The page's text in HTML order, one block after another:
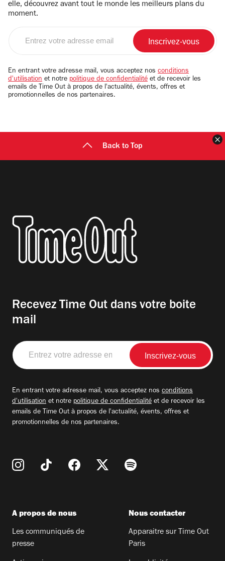
elle, découvrez avant tout le monde les meilleurs plans du
moment.
email
En entrant votre adresse mail, vous acceptez nos conditions
d'utilisation et notre politique de confidentialité et de recevoir les
emails de Time Out à propos de l'actualité, évents, offres et
promotionnelles de nos partenaires.
Back to Top
Recevez Time Out dans votre boite
mail
Entrez
votre
adresse
En entrant votre adresse mail, vous acceptez nos conditions
d'utilisation et notre politique de confidentialité et de recevoir les
emails de Time Out à propos de l'actualité, évents, offres et
promotionnelles de nos partenaires.
A propos de nous
Les communiqués de
presse
Nous contacter
Apparaitre sur Time Out
Paris